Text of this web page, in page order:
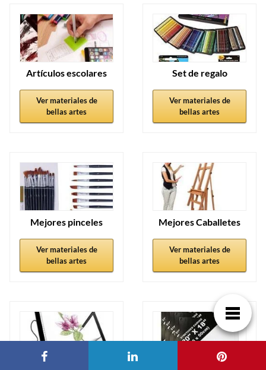
Artículos escolares
Ver materiales de
bellas artes
Set de regalo
Ver materiales de
bellas artes
Mejores pinceles
Ver materiales de
bellas artes
Mejores Caballetes
Ver materiales de
bellas artes